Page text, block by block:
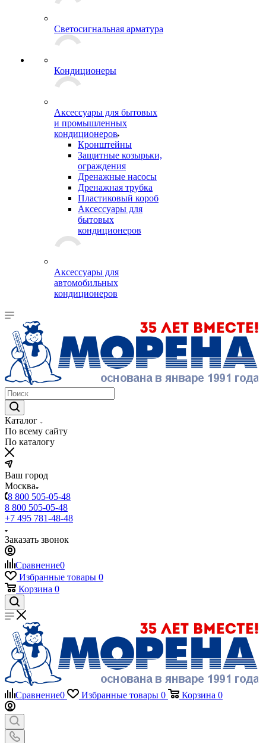
Светосигнальная арматура
Кондиционеры
Аксессуары для бытовых
и промышленных
кондиционеров
Кронштейны
Защитные козырьки,
ограждения
Дренажные насосы
Дренажная трубка
Пластиковый короб
Аксессуары для
бытовых
кондиционеров
Аксессуары для
автомобильных
кондиционеров
Каталог
По всему сайту
По каталогу
Ваш город
Москва
8 800 505-05-48
8 800 505-05-48
+7 495 781-48-48
Заказать звонок
Сравнение0
Избранные товары 0
Корзина 0
Сравнение0 Избранные товары 0 Корзина 0